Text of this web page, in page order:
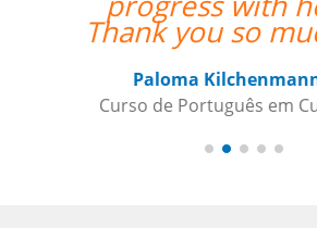
Andre B
Curso de Alemão em São
Sul